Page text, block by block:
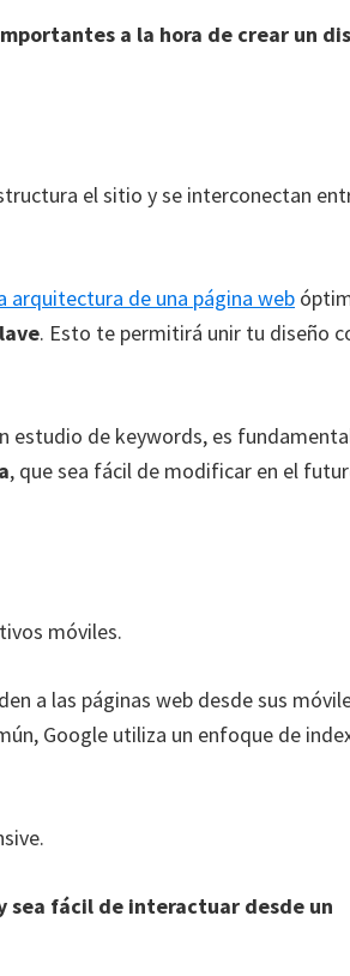
a la hora de crear un
el sitio y se interconectan
arquitectura de una página web
. Esto te permitirá unir tu diseño
estudio de keywords, es
, que sea fácil de modificar en el
móviles.
a las páginas web desde sus
Google utiliza un enfoque de
sea fácil de interactuar desde un